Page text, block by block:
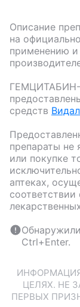
Описание
на
применению
средств
препараты не
или покупке
аптеках,
Ctrl+Enter.
ЦЕЛЯХ. НЕ
ПЕРВЫХ